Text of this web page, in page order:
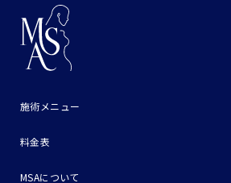
施術メニュー
料金表
MSAについて